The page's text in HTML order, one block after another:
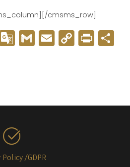
cmsms_row]
Google
Translate
Gmail
EmailCopy
Link
Print
Policy /GDPR